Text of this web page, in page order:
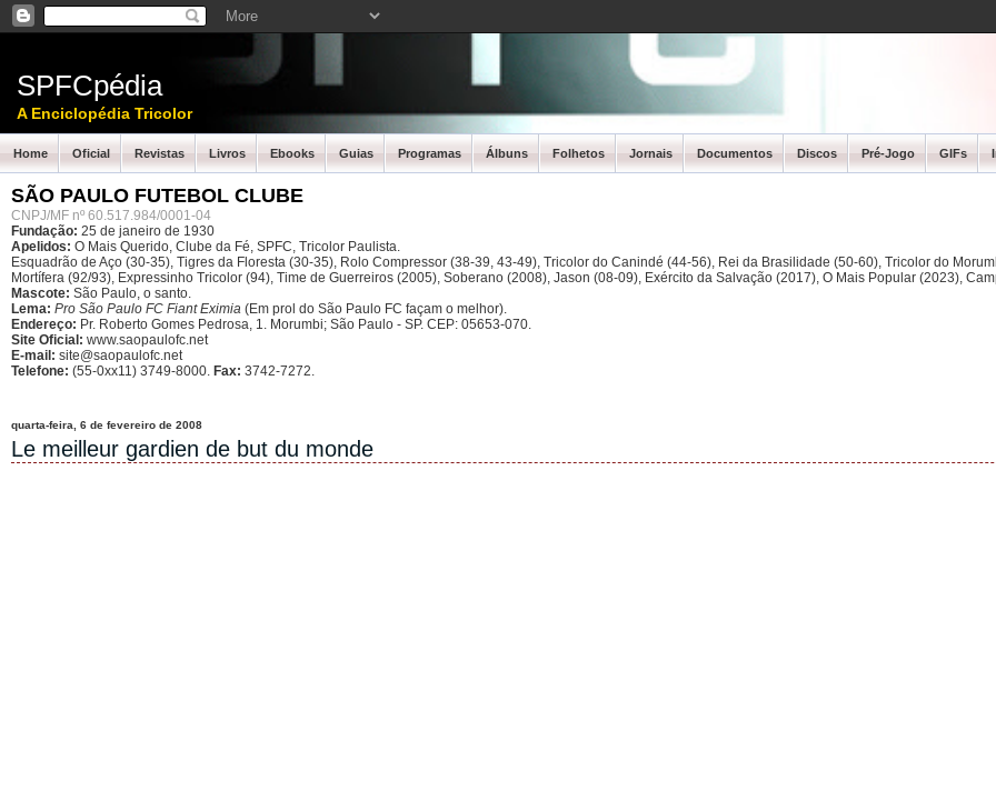
SPFCpédia
A Enciclopédia Tricolor
Home Oficial Revistas Livros Ebooks Guias Programas Álbuns Folhetos Jornais Documentos Discos Pré-Jogo GIFs
SÃO PAULO FUTEBOL CLUBE
CNPJ/MF nº 60.517.984/0001-04
Fundação: 25 de janeiro de 1930
Apelidos: O Mais Querido, Clube da Fé, SPFC, Tricolor Paulista.
Esquadrão de Aço (30-35), Tigres da Floresta (30-35), Rolo Compressor (38-39, 43-49), Tricolor do Canindé (44-56), Rei da Brasilidade (50-60), Tricolor do
Mortífera (92/93), Expressinho Tricolor (94), Time de Guerreiros (2005), Soberano (2008), Jason (08-09), Exército da Salvação (2017), O Mais Popular (2023),
Mascote: São Paulo, o santo.
Lema: Pro São Paulo FC Fiant Eximia (Em prol do São Paulo FC façam o melhor).
Endereço: Pr. Roberto Gomes Pedrosa, 1. Morumbi; São Paulo - SP. CEP: 05653-070.
Site Oficial: www.saopaulofc.net
E-mail: site@saopaulofc.net
Telefone: (55-0xx11) 3749-8000. Fax: 3742-7272.
quarta-feira, 6 de fevereiro de 2008
Le meilleur gardien de but du monde